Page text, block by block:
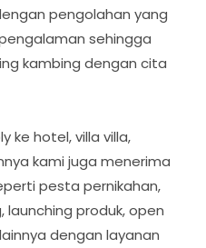
pengolahan yang
sehingga
kambing dengan cita
ke hotel, villa villa,
kami juga menerima
pesta pernikahan,
launching produk, open
dengan layanan